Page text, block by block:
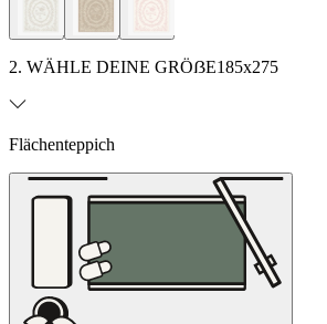
2. WÄHLE DEINE GRÖẞE185x275
Flächenteppich